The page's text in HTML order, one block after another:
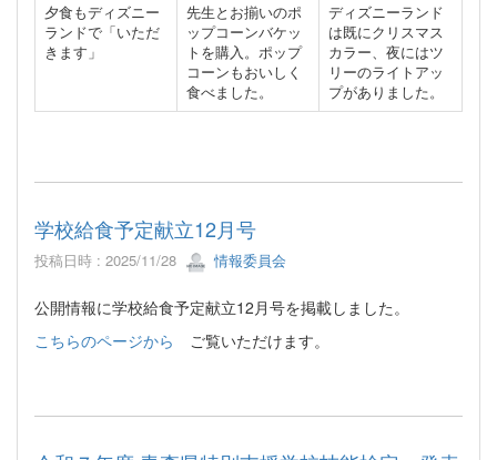
夕食もディズニー
ランドで「いただ
きます」
先生とお揃いのポ
ップコーンバケッ
トを購入。ポップ
コーンもおいしく
食べました。
ディズニーランド
は既にクリスマス
カラー、夜にはツ
リーのライトアッ
プがありました。
学校給食予定献立12月号
投稿日時 : 2025/11/28 情報委員会
公開情報に学校給食予定献立12月号を掲載しました。
こちらのページから ご覧いただけます。